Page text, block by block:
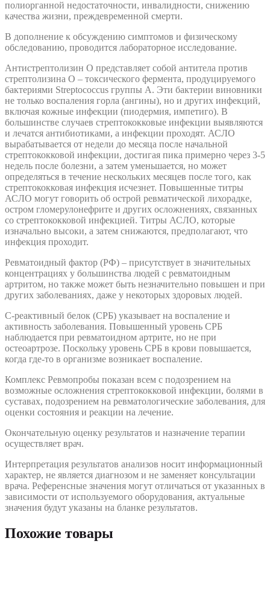
полиорганной недостаточности, инвалидности, снижению
качества жизни, преждевременной смерти.
В дополнение к обсуждению симптомов и физическому
обследованию, проводится лабораторное исследование.
Антистрептолизин О представляет собой антитела против
стрептолизина О – токсического фермента, продуцируемого
бактериями Streptococcus группы А. Эти бактерии виновники
не только воспаления горла (ангины), но и других инфекций,
включая кожные инфекции (пиодермия, импетиго). В
большинстве случаев стрептококковые инфекции выявляются
и лечатся антибиотиками, а инфекции проходят. АСЛО
вырабатывается от недели до месяца после начальной
стрептококковой инфекции, достигая пика примерно через 3-5
недель после болезни, а затем уменьшается, но может
определяться в течение нескольких месяцев после того, как
стрептококковая инфекция исчезнет. Повышенные титры
АСЛО могут говорить об острой ревматической лихорадке,
остром гломерулонефрите и других осложнениях, связанных
со стрептококковой инфекцией. Титры АСЛО, которые
изначально высоки, а затем снижаются, предполагают, что
инфекция проходит.
Ревматоидный фактор (РФ) – присутствует в значительных
концентрациях у большинства людей с ревматоидным
артритом, но также может быть незначительно повышен и при
других заболеваниях, даже у некоторых здоровых людей.
С-реактивный белок (СРБ) указывает на воспаление и
активность заболевания. Повышенный уровень СРБ
наблюдается при ревматоидном артрите, но не при
остеоартрозе. Поскольку уровень СРБ в крови повышается,
когда где-то в организме возникает воспаление.
Комплекс Ревмопробы показан всем с подозрением на
возможные осложнения стрептококковой инфекции, болями в
суставах, подозрением на ревматологические заболевания, для
оценки состояния и реакции на лечение.
Окончательную оценку результатов и назначение терапии
осуществляет врач.
Интерпретация результатов анализов носит информационный
характер, не является диагнозом и не заменяет консультации
врача. Референсные значения могут отличаться от указанных в
зависимости от используемого оборудования, актуальные
значения будут указаны на бланке результатов.
Похожие товары